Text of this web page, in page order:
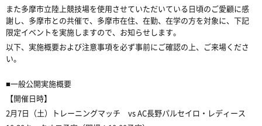
また多摩市立陸上競技場を使用させていただいている日頃のご愛顧に感
謝し、多摩市との共催で、多摩市在住、在勤、在学の方を対象に、下記
限定イベントを実施しますので、お知らせします。
以下、実施概要および注意事項を必ず事前にご確認の上、ご来場くださ
い。
■一般公開実施概要
【開催日時】
2月7日（土）トレーニングマッチ vs AC長野パルセイロ・レディース